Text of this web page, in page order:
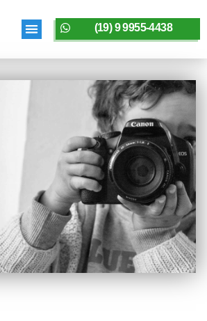
(19) 9 9955-4438